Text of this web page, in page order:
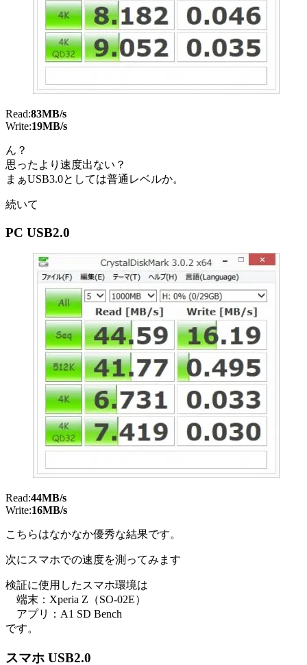
Read:83MB/s
Write:19MB/s
ん？
思ったより速度出ない？
まぁUSB3.0としては普通レベルか。
続いて
PC USB2.0
Read:44MB/s
Write:16MB/s
こちらはなかなか優秀な結果です。
次にスマホでの速度を測ってみます
検証に使用したスマホ環境は
端末：Xperia Z（SO-02E）
アプリ：A1 SD Bench
です。
スマホ USB2.0